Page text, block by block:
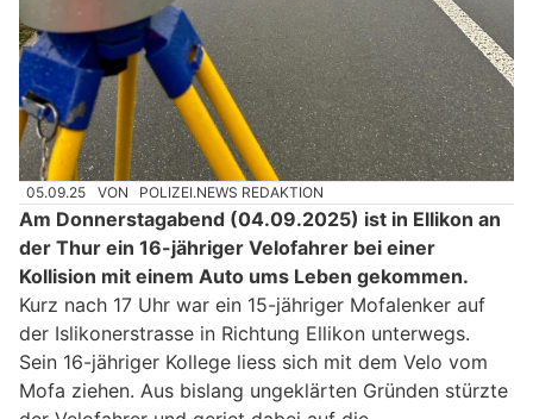
05.09.25 VON POLIZEI.NEWS REDAKTION
Am Donnerstagabend (04.09.2025) ist in Ellikon an
der Thur ein 16-jähriger Velofahrer bei einer
Kollision mit einem Auto ums Leben gekommen.
Kurz nach 17 Uhr war ein 15-jähriger Mofalenker auf
der Islikonerstrasse in Richtung Ellikon unterwegs.
Sein 16-jähriger Kollege liess sich mit dem Velo vom
Mofa ziehen. Aus bislang ungeklärten Gründen stürzte